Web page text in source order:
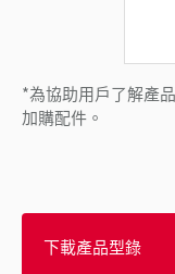
*為協助用戶了解產
加購配件。
下載產品型錄